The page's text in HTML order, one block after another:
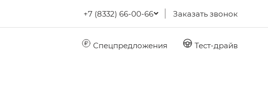
+7 (8332) 66-00-66 Заказать звонок
Спецпредложения Тест-драйв